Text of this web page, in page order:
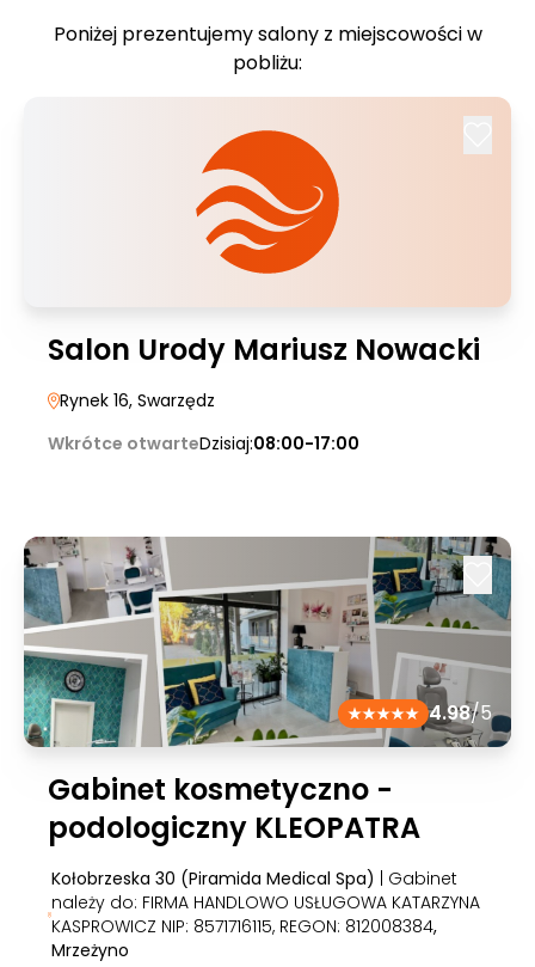
Poniżej prezentujemy salony z miejscowości w
pobliżu:
Salon Urody Mariusz Nowacki
Rynek 16, Swarzędz
Wkrótce otwarteDzisiaj:08:00-17:00
4.98/5
Gabinet kosmetyczno -
podologiczny KLEOPATRA
Kołobrzeska 30 (Piramida Medical Spa)
| Gabinet
należy do: FIRMA HANDLOWO USŁUGOWA KATARZYNA
KASPROWICZ NIP: 8571716115, REGON: 812008384,
Mrzeżyno